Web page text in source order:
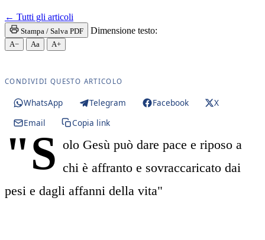
← Tutti gli articoli
Stampa / Salva PDF Dimensione testo:
A− Aa A+
CONDIVIDI QUESTO ARTICOLO
WhatsApp Telegram Facebook
X
Email
Copia link
"S olo Gesù può dare pace e riposo a
chi è affranto e sovraccaricato dai
pesi e dagli affanni della vita"